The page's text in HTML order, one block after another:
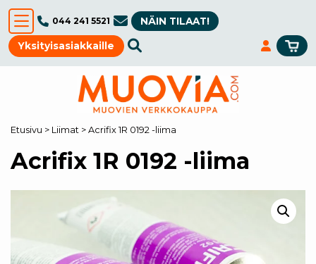
044 241 5521 NÄIN TILAAT!
Yksityisasiakkaille
Etusivu > Liimat > Acrifix 1R 0192 -liima
Acrifix 1R 0192 -liima